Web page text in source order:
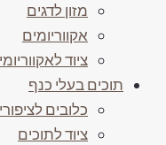
מזון לדגים
אקווריומים
ציוד לאקווריומים
תוכים בעלי כנף
כלובים לציפורים
ציוד לתוכים